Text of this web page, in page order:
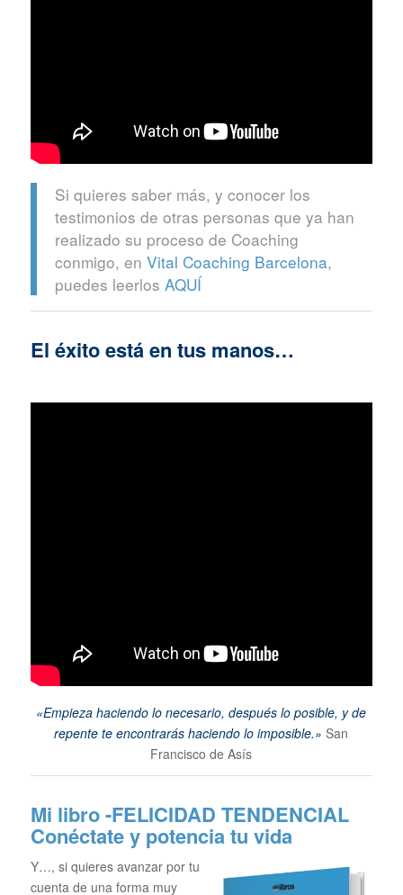
Si quieres saber más, y conocer los
testimonios de otras personas que ya han
realizado su proceso de Coaching
conmigo, en Vital Coaching Barcelona,
puedes leerlos AQUÍ
El éxito está en tus manos…
«Empieza haciendo lo necesario, después lo posible, y de
repente te encontrarás haciendo lo imposible.» San
Francisco de Asís
Mi libro -FELICIDAD TENDENCIAL
Conéctate y potencia tu vida
Y…, si quieres avanzar por tu
cuenta de una forma muy